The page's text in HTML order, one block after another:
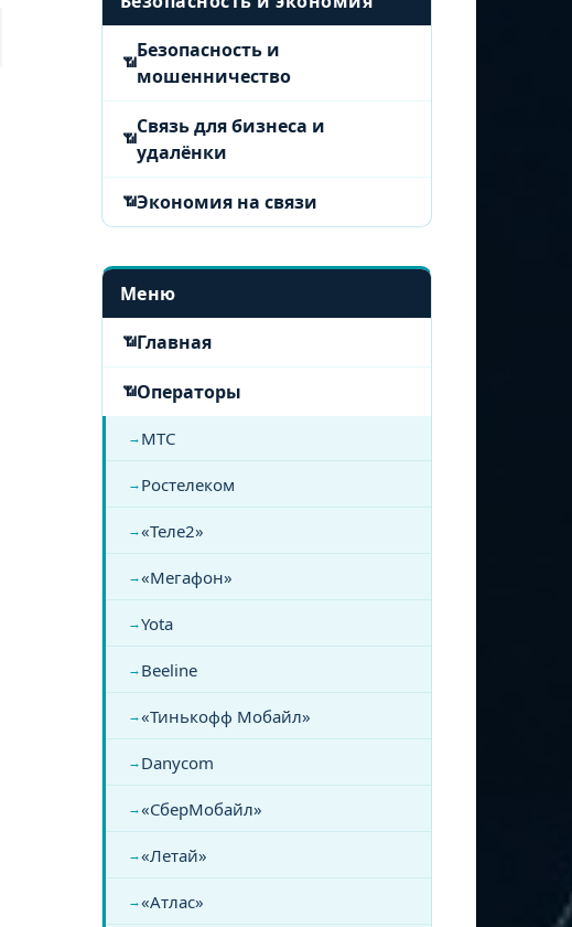
Безопасность и
мошенничество
Связь для бизнеса и
удалёнки
Экономия на связи
Меню
Главная
Операторы
МТС
Ростелеком
«Теле2»
«Мегафон»
Yota
Beeline
«Тинькофф Мобайл»
Danycom
«СберМобайл»
«Летай»
«Атлас»